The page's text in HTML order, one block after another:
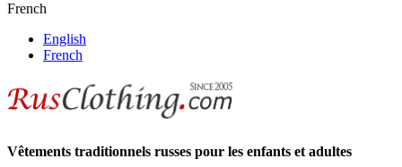
French
English
French
Vêtements traditionnels russes pour les enfants et adultes